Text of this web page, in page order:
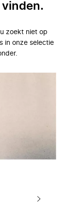
zoekt niet op
in onze selectie